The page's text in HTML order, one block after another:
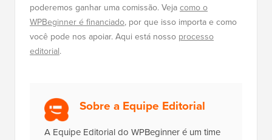
poderemos ganhar uma comissão. Vejacomo o
WPBeginner é financiado, por que isso importa e como
você pode nos apoiar. Aqui está nosso processo
editorial.
Sobre a Equipe Editorial
A Equipe Editorial do WPBeginner é um time